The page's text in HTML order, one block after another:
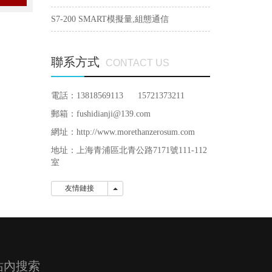
S7-200 SMART模擬量,組態通信
聯系方式 CONTACT US
電話：13818569113 15721373211
郵箱：fushidianji@139.com
網址：http://www.morethanzerosum.com
地址： 上海青浦區北青公路7171號111-112
室
友情鏈接 友情鏈接
內搜索